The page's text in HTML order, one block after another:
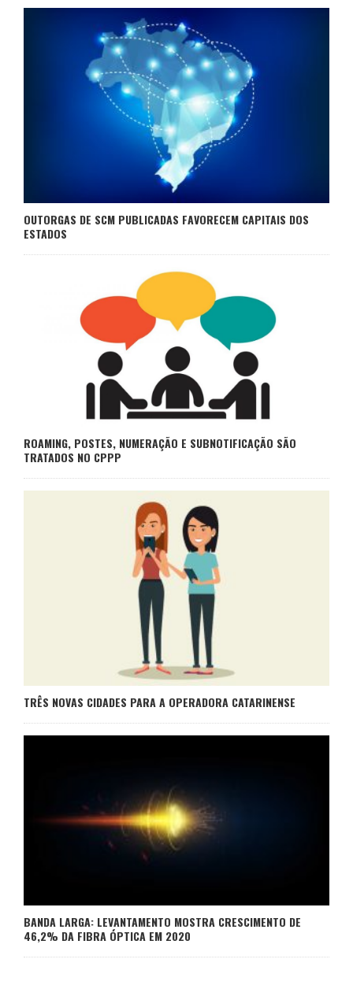
OUTORGAS DE SCM PUBLICADAS FAVORECEM CAPITAIS DOS
ESTADOS
ROAMING, POSTES, NUMERAÇÃO E SUBNOTIFICAÇÃO SÃO
TRATADOS NO CPPP
TRÊS NOVAS CIDADES PARA A OPERADORA CATARINENSE
BANDA LARGA: LEVANTAMENTO MOSTRA CRESCIMENTO DE
46,2% DA FIBRA ÓPTICA EM 2020